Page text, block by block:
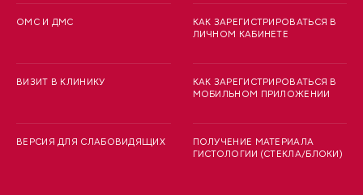
ОМС И ДМС
ВИЗИТ В КЛИНИКУ
ВЕРСИЯ ДЛЯ СЛАБОВИДЯЩИХ
КАК ЗАРЕГИСТРИРОВАТЬСЯ В
ЛИЧНОМ КАБИНЕТЕ
КАК ЗАРЕГИСТРИРОВАТЬСЯ В
МОБИЛЬНОМ ПРИЛОЖЕНИИ
ПОЛУЧЕНИЕ МАТЕРИАЛА
ГИСТОЛОГИИ (СТЕКЛА/БЛОКИ)